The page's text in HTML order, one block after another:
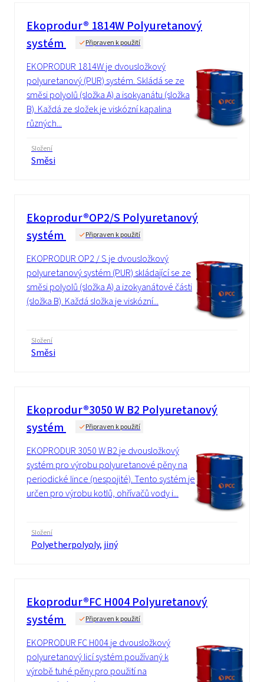
Ekoprodur® 1814W Polyuretanový
systém
Připraven k použití
EKOPRODUR 1814W je dvousložkový
polyuretanový (PUR) systém. Skládá se ze
směsi polyolů (složka A) a isokyanátu (složka
B). Každá ze složek je viskózní kapalina
různých...
Složení
Směsi
Ekoprodur®OP2/S Polyuretanový
systém
Připraven k použití
EKOPRODUR OP2 / S je dvousložkový
polyuretanový systém (PUR) skládající se ze
směsi polyolů (složka A) a izokyanátové části
(složka B). Každá složka je viskózní...
Složení
Směsi
Ekoprodur®3050 W B2 Polyuretanový
systém
Připraven k použití
EKOPRODUR 3050 W B2 je dvousložkový
systém pro výrobu polyuretanové pěny na
periodické lince (nespojité). Tento systém je
určen pro výrobu kotlů, ohřívačů vody i...
Složení
Polyetherpolyoly, jiný
Ekoprodur®FC H004 Polyuretanový
systém
Připraven k použití
EKOPRODUR FC H004 je dvousložkový
polyuretanový licí systém používaný k
výrobě tuhé pěny pro použití na